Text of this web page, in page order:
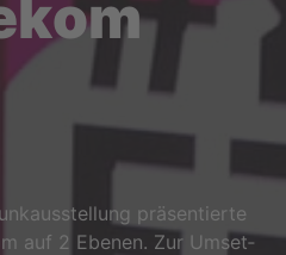
prä­sen­tier­te
auf 2 Ebe­nen. Zur Umset­